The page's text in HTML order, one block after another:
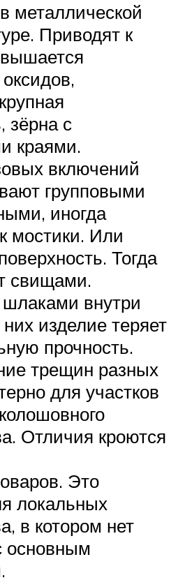
металлической
Приводят к
зёрна с
краями.
включений
групповыми
иногда
мостики. Или
Тогда
свищами.
внутри
изделие теряет
прочность.
трещин разных
для участков
Отличия кроются
Это
локальных
в котором нет
основным